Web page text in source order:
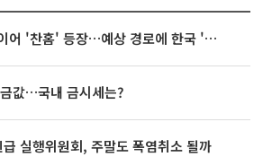
태풍 '돌핀' 이어 '찬홈' 등장…예상 경로에 한국 '한숨'
값…국내 금시세는?
실행위원회, 주말도 폭염취소 될까